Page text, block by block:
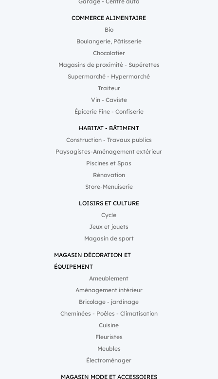
COMMERCE ALIMENTAIRE
Bio
Boulangerie, Pâtisserie
Chocolatier
Magasins de proximité - Supérettes
Supermarché - Hypermarché
Traiteur
Vin - Caviste
Épicerie Fine - Confiserie
HABITAT - BÂTIMENT
Construction - Travaux publics
Paysagistes-Aménagement extérieur
Piscines et Spas
Rénovation
Store-Menuiserie
LOISIRS ET CULTURE
Cycle
Jeux et jouets
Magasin de sport
MAGASIN DÉCORATION ET
ÉQUIPEMENT
Ameublement
Aménagement intérieur
Bricolage - jardinage
Cheminées - Poêles - Climatisation
Cuisine
Fleuristes
Meubles
Électroménager
MAGASIN MODE ET ACCESSOIRES